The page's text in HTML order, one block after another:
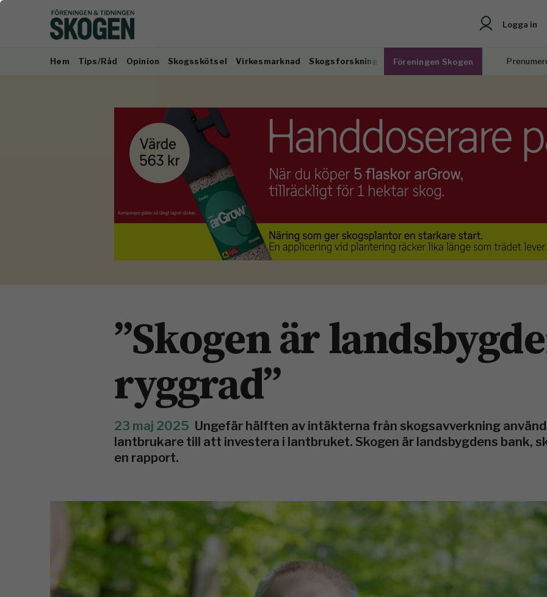
Logga in
Hem Tips/Råd Opinion Skogsskötsel Virkesmarknad Skogsforskning Föreningen Skogen
”Skogen är
ryggrad”
23 maj 2025 Ungefär hälften av intäkterna från skogsavverkning
lantbrukare till att investera i lantbruket. Skogen är landsbygdens bank,
en rapport.